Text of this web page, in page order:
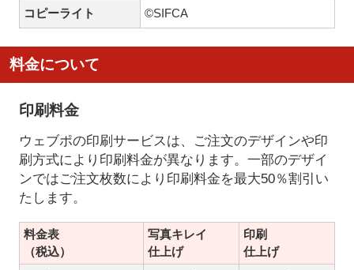
コピーライト ©SIFCA
料金について
印刷料金
ウェブポの印刷サービスは、ご注文のデザインや印
刷方式により印刷料金が異なります。一部のデザイ
ンではご注文枚数により印刷料金を最大50％割引い
たします。
料金表
（税込）
写真キレイ
仕上げ
印刷
仕上げ